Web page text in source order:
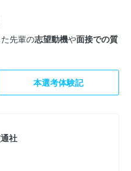
先輩の志望動機や面接での質
本選考体験記
社